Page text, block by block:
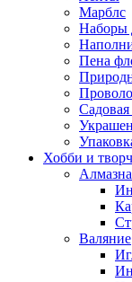
Марблс
Наборы
Пена
Хобби и
Валяние